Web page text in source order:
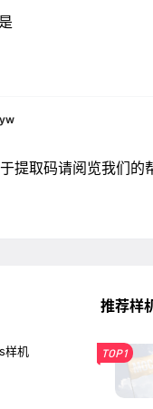
提取码请阅览我们
样机
推荐样
TOP1